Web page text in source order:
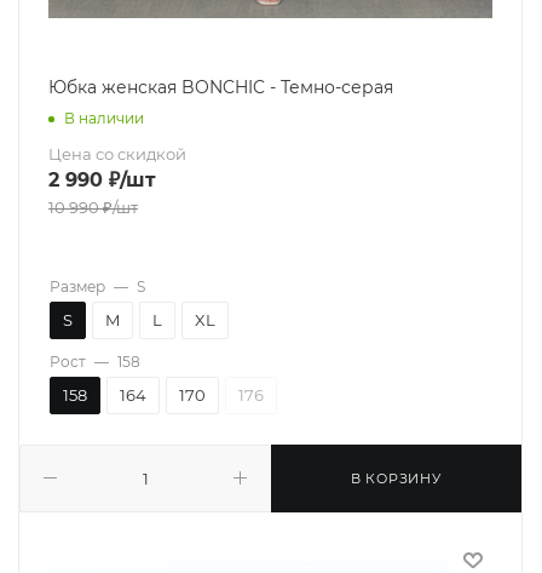
Юбка женская BONCHIC - Темно-серая
В наличии
Цена со скидкой
2 990 ₽/шт
10 990₽/шт
В КОРЗИНУ
Размер — S
S M L XL
Рост — 158
158 164 170 176